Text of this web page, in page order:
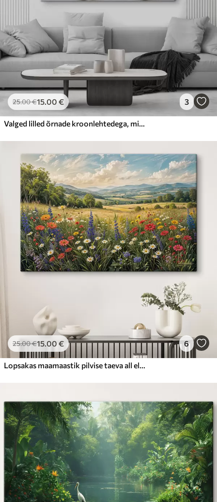
25.00€15.00 € 3
Valged lilled õrnade kroonlehtedega, mis on paigutatud kauni lillemustriga heledal taustal
25.00€15.00 € 6
Lopsakas maamaastik pilvise taeva all elava värviliste lilledega täidetud metslilleniiduga